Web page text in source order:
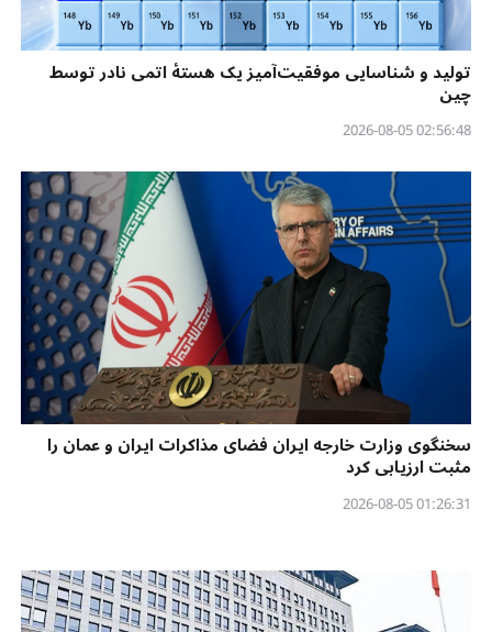
تولید و شناسایی موفقیت‌آمیز یک هستهٔ اتمی نادر توسط
چین
02:56:48 2026-08-05
سخنگوی وزارت خارجه ایران فضای مذاکرات ایران و عمان را
مثبت ارزیابی کرد
01:26:31 2026-08-05